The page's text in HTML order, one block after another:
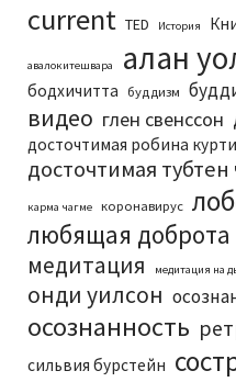
current TED История
авалокитешвара алан
бодхичитта буддизм
видео глен свенссон
досточтимая робина
досточтимая
карма чагме коронавирус
любящая доброта
медитация медитация на
онди уилсон
осознанность
сильвия бурстейн